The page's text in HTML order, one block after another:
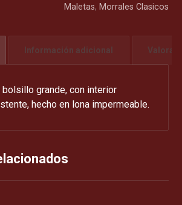
Maletas, Morrales Clasicos
Información adicional
bolsillo grande, con interior
hecho en lona impermeable.